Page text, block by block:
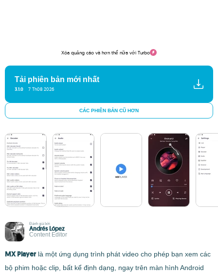
Xóa quảng cáo và hơn thế nữa với Turbo
Tải phiên bản mới nhất
3.1.0 7 Th08 2026
CÁC PHIÊN BẢN CŨ HƠN
Đánh giá bởi
Andrés López
Content Editor
MX Playerlà một ứng dụng trình phát video cho phép bạn xem các
bộ phim hoặc clip, bất kể định dạng, ngay trên màn hình Android